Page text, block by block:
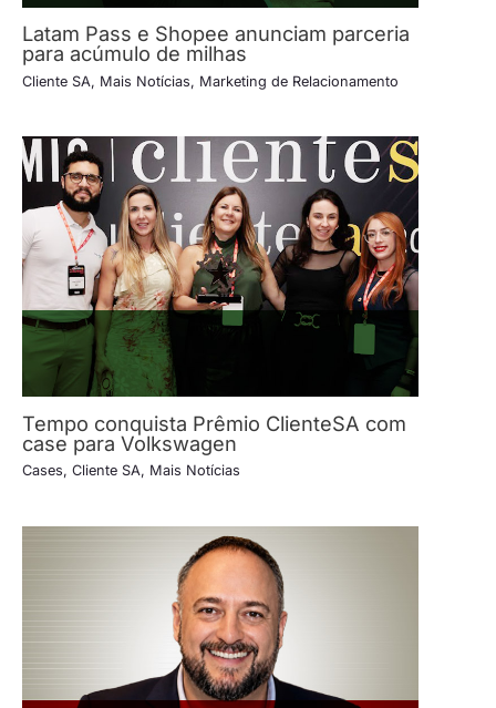
Latam Pass e Shopee anunciam parceria
para acúmulo de milhas
Cliente SA, Mais Notícias, Marketing de Relacionamento
Tempo conquista Prêmio ClienteSA com
case para Volkswagen
Cases, Cliente SA, Mais Notícias